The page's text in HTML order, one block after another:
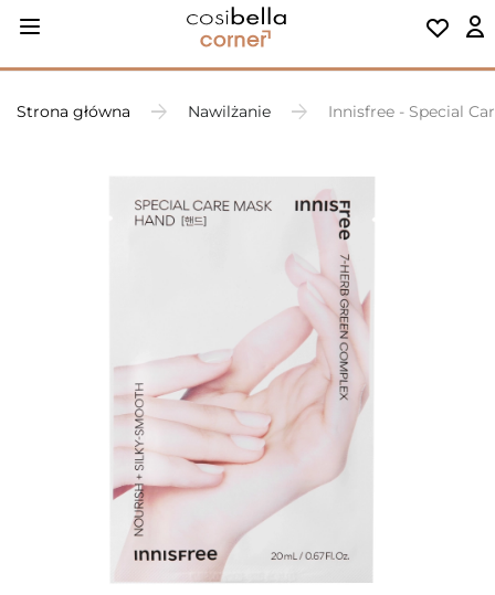
Strona główna Nawilżanie Innisfree - Special